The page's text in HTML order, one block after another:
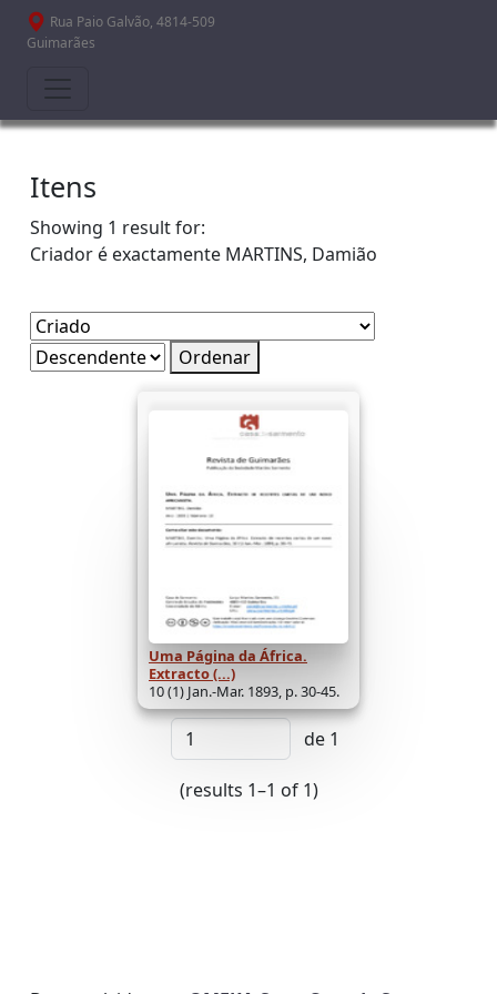
Passar para o conteúdo principal
Rua Paio Galvão, 4814-509
Guimarães
Itens
Showing 1 result for:
Criador é exactamente MARTINS, Damião
Ordenar
Uma Página da África.
Extracto (...)
10 (1) Jan.-Mar. 1893, p. 30-45.
de 1
(results 1–1 of 1)